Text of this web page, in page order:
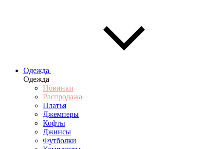
Одежда
Одежда
Новинки
Распродажа
Платья
Джемперы
Кофты
Джинсы
Футболки